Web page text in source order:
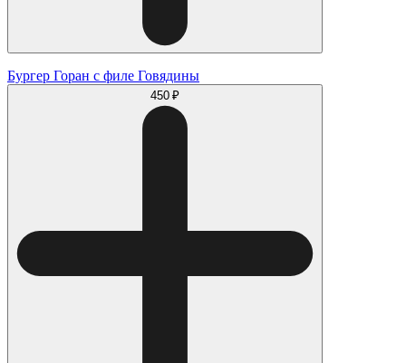
Бургер Горан с филе Говядины
450 ₽